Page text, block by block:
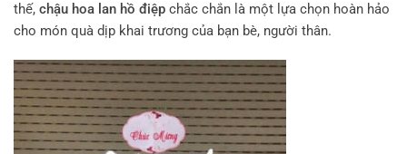
thế, chậu hoa lan hồ điệp chắc chắn là một lựa chọn hoàn hảo
cho món quà dịp khai trương của bạn bè, người thân.